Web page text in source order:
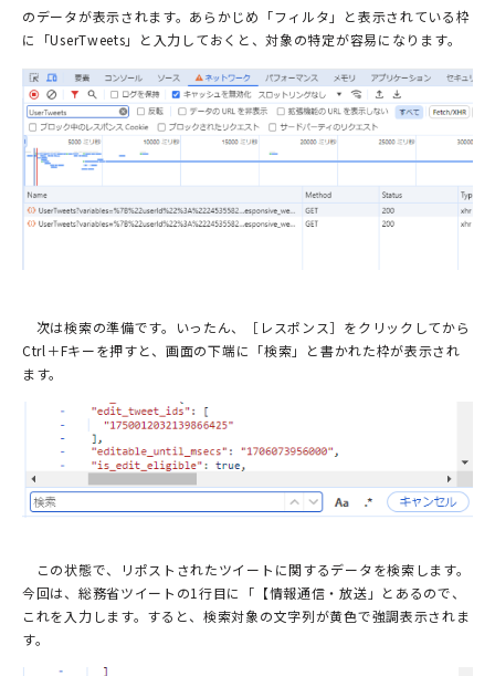
のデータが表示されます。あらかじめ「フィルタ」と表示されている枠
に「UserTweets」と入力しておくと、対象の特定が容易になります。
次は検索の準備です。いったん、［レスポンス］をクリックしてから
Ctrl＋Fキーを押すと、画面の下端に「検索」と書かれた枠が表示され
ます。
この状態で、リポストされたツイートに関するデータを検索します。
今回は、総務省ツイートの1行目に「【情報通信・放送」とあるので、
これを入力します。すると、検索対象の文字列が黄色で強調表示されま
す。